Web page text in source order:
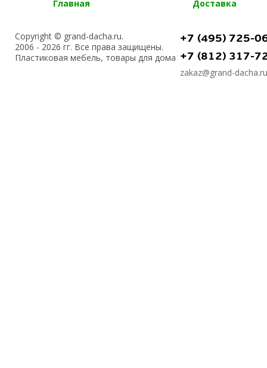
Главная Доставка
Copyright © grand-dacha.ru.
2006 - 2026 гг. Все права защищены.
Пластиковая мебель, товары для дома
+7 (495) 725-
+7 (812) 317-
zakaz@grand-dacha.ru